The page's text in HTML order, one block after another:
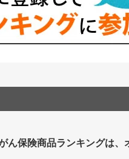
ん保険商品ランキングは